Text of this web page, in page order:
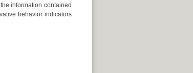
information contained
behavior indicators